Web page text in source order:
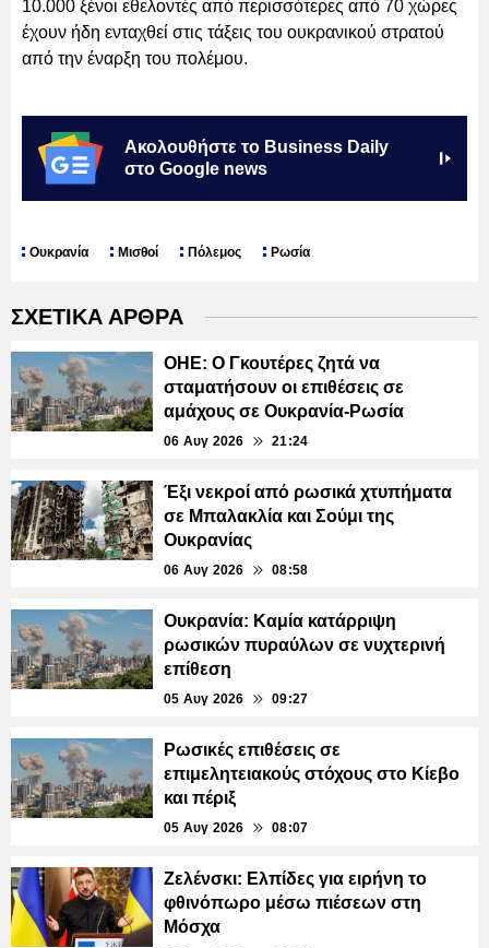
10.000 ξένοι εθελοντές από περισσότερες από 70 χώρες
έχουν ήδη ενταχθεί στις τάξεις του ουκρανικού στρατού
από την έναρξη του πολέμου.
Ακολουθήστε το Business Daily
στο Google news
Ουκρανία Μισθοί Πόλεμος Ρωσία
ΣΧΕΤΙΚΑ ΑΡΘΡΑ
ΟΗΕ: Ο Γκουτέρες ζητά να
σταματήσουν οι επιθέσεις σε
αμάχους σε Ουκρανία-Ρωσία
06 Αυγ 2026 21:24
Έξι νεκροί από ρωσικά χτυπήματα
σε Μπαλακλία και Σούμι της
Ουκρανίας
06 Αυγ 2026 08:58
Ουκρανία: Καμία κατάρριψη
ρωσικών πυραύλων σε νυχτερινή
επίθεση
05 Αυγ 2026 09:27
Ρωσικές επιθέσεις σε
επιμελητειακούς στόχους στο Κίεβο
και πέριξ
05 Αυγ 2026 08:07
Ζελένσκι: Ελπίδες για ειρήνη το
φθινόπωρο μέσω πιέσεων στη
Μόσχα